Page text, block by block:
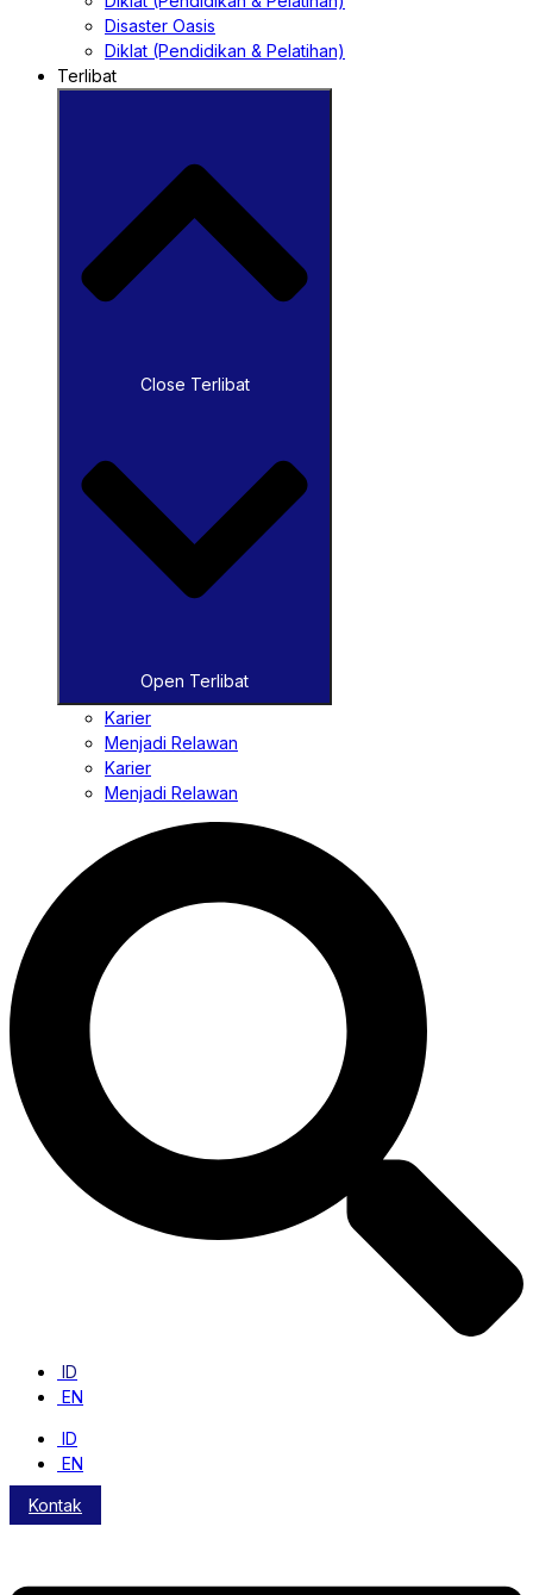
Disaster Oasis
Diklat (Pendidikan & Pelatihan)
Terlibat
Close Terlibat
Open Terlibat
Karier
Menjadi Relawan
Karier
Menjadi Relawan
ID
EN
ID
EN
Kontak